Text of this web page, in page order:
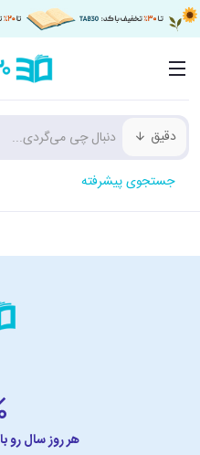
دقیق
جستجوی پیشرفته
هر روز سال رو